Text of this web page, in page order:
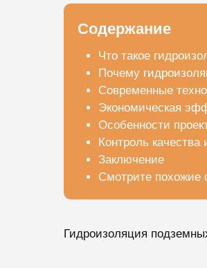
Содержание
Что такое
Почему
Современные
Экономическая
Особенности
Контроль качества
Заключение
Смотрите похожие
Гидроизоляция